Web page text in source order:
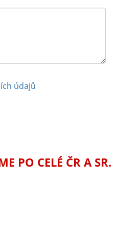
údajů
PO CELÉ ČR A SR.